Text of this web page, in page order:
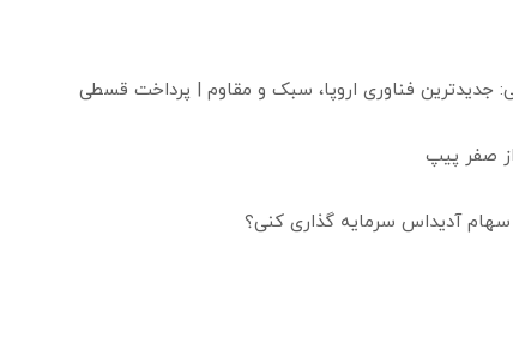
جدیدترین فناوری اروپا، سبک و مقاوم | پرداخت قسطی
آدیداس سرمایه گذاری کنی؟